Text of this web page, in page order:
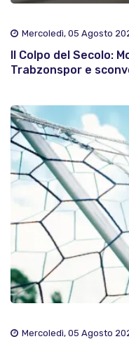
Mercoledì, 05 Agosto
Il Colpo del Secolo:
Trabzonspor e
Mercoledì, 05 Agosto